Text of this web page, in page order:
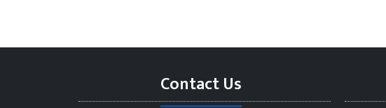
Contact Us